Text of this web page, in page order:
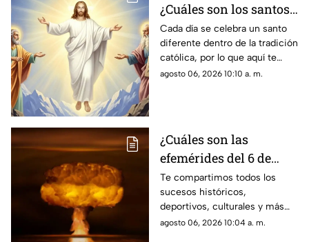
¿Cuáles son los santos
que se celebran este
jueves 6 de agosto de
2026?
Cada día se celebra un santo
diferente dentro de la tradición
católica, por lo que aquí te
compartimos el santoral
agosto 06, 2026 10:10 a. m.
¿Cuáles son las
efemérides del 6 de
agosto? Conoce lo que
se celebra un día como
hoy en México y el
mundo
Te compartimos todos los
sucesos históricos,
deportivos, culturales y más
que marcaron las efemérides
agosto 06, 2026 10:04 a. m.